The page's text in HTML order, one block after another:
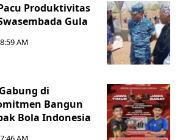
Produktivitas
Gula
AM
di
Bangun
Bola Indonesia